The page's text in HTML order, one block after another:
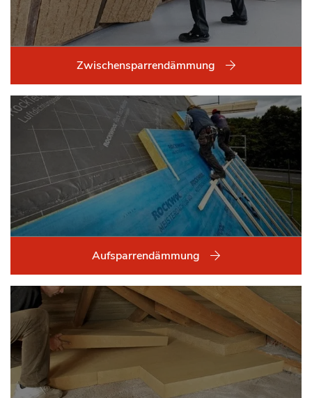
Zwischensparrendämmung
Aufsparrendämmung